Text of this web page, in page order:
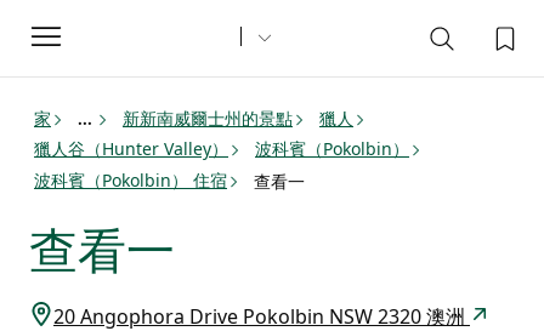
Toggle
navigation
家 ... 新新南威爾士州的景點
獵人
獵人谷（Hunter Valley）
波科賓（Pokolbin）
波科賓（Pokolbin） 住宿
查看一
查看一
20 Angophora Drive Pokolbin NSW 2320 澳洲